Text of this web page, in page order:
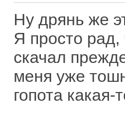
Ну дрянь же
Я просто рад,
скачал
меня уже
гопота какая-